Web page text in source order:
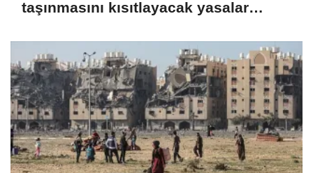
taşınmasını kısıtlayacak yasalar